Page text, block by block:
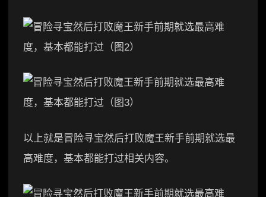
以上就是冒险寻宝然后打败魔王新手前期就选最
高难度，基本都能打过相关内容。